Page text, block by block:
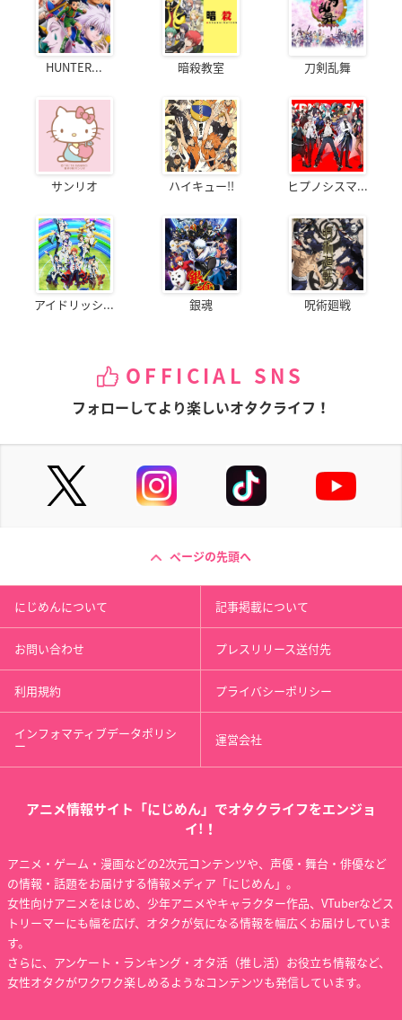
HUNTER... 暗殺教室 刀剣乱舞
サンリオ ハイキュー!! ヒプノシスマ...
アイドリッシ... 銀魂 呪術廻戦
OFFICIAL SNS
フォローしてより楽しいオタクライフ！
ページの先頭へ
にじめんについて 記事掲載について
お問い合わせ プレスリリース送付先
利用規約 プライバシーポリシー
インフォマティブデータポリシ
ー 運営会社
アニメ情報サイト「にじめん」でオタクライフをエンジョ
イ!！
アニメ・ゲーム・漫画などの2次元コンテンツや、声優・舞台・俳優など
の情報・話題をお届けする情報メディア「にじめん」。
女性向けアニメをはじめ、少年アニメやキャラクター作品、VTuberなどス
トリーマーにも幅を広げ、オタクが気になる情報を幅広くお届けしていま
す。
さらに、アンケート・ランキング・オタ活（推し活）お役立ち情報など、
女性オタクがワクワク楽しめるようなコンテンツも発信しています。